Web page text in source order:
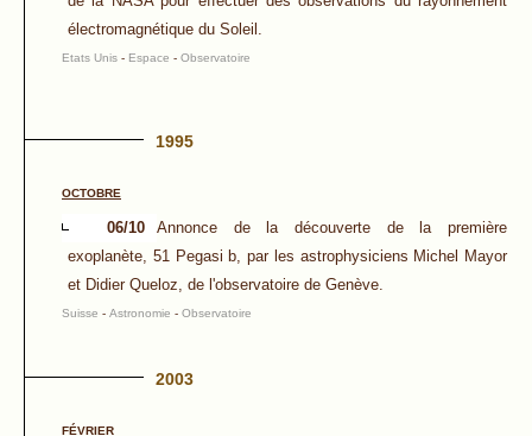
électromagnétique du Soleil.
Etats Unis - Espace - Observatoire
1995
OCTOBRE
06/10
Annonce de la découverte de la première
exoplanète, 51 Pegasi b, par les astrophysiciens Michel Mayor
et Didier Queloz, de l'observatoire de Genève.
Suisse - Astronomie - Observatoire
2003
FÉVRIER